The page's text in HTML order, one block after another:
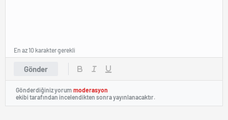
Gönder
En az 10 karakter gerekli
Gönderdiğiniz yorum moderasyon
ekibi tarafından incelendikten sonra yayınlanacaktır.